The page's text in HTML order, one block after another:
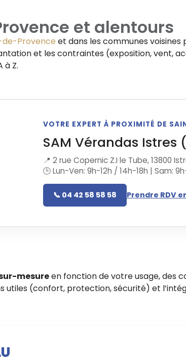
et alentours
Provence et dans les communes
et les contraintes (exposition, vent,
à Z.
VOTRE EXPERT À PROXIMITÉ DE
SAM Vérandas Istres
📍 2 rue Copernic Z.I le Tube, 13800
🕒 Lun-Ven: 9h-12h / 14h-18h | Sam:
📞 04 42 58 58 58 Prendre RDV
mesureen fonction de votre usage, des
utiles (confort, protection, sécurité) et